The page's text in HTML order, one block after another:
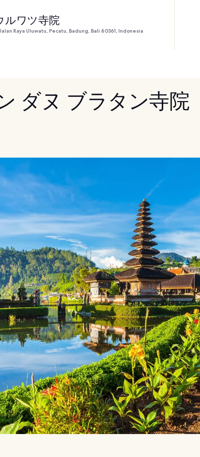
ルワツ寺院
Raya Uluwatu, Pecatu, Badung, Bali 80361, Indonesia
ダヌ ブラタン寺院